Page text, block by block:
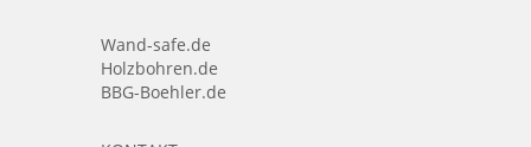
Wand-safe.de
Holzbohren.de
BBG-Boehler.de